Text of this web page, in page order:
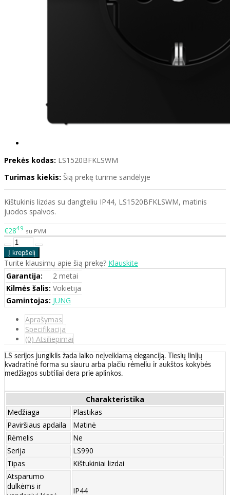
Prekės kodas: LS1520BFKLSWM
Turimas kiekis: Šią prekę turime sandėlyje
Kištukinis lizdas su dangteliu IP44, LS1520BFKLSWM, matinis
juodos spalvos.
€2849 su PVM
Turite klausimų apie šią prekę? Klauskite
Garantija:
2 metai
Kilmės šalis: Vokietija
Gamintojas: JUNG
Aprašymas
Specifikacija
(0) Atsiliepimai
LS serijos jungiklis žada laiko neįveikiamą eleganciją. Tiesių linijų
kvadratinė forma su siauru arba plačiu rėmeliu ir aukštos kokybės
medžiagos subtiliai dera prie aplinkos.
Charakteristika
Medžiaga
Plastikas
Paviršiaus apdaila
Matinė
Rėmelis
Ne
Serija
LS990
Tipas
Kištukiniai lizdai
Atsparumo
dulkėms ir
IP44